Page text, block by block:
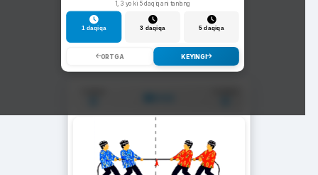
1, 3 yoki 5 daqiqani tanlang
1 daqiqa 3 daqiqa 5 daqiqa
ORTGA KEYINGI